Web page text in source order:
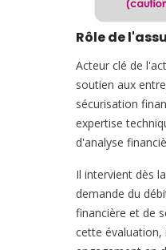
Rôle de
Acteur clé de
soutien aux
sécurisation
expertise
d'analyse
Il intervient dès
demande du
financière et de
cette évaluation,